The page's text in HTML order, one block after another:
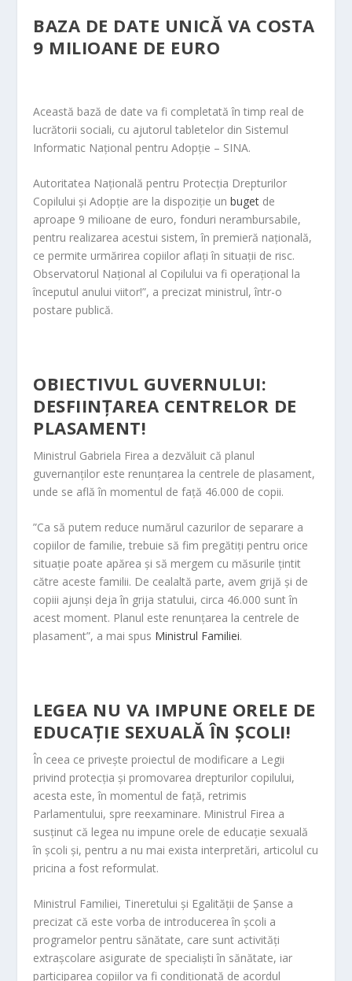
BAZA DE DATE UNICĂ VA COSTA
9 MILIOANE DE EURO
Această bază de date va fi completată în timp real de
lucrătorii sociali, cu ajutorul tabletelor din Sistemul
Informatic Național pentru Adopție – SINA.
Autoritatea Națională pentru Protecția Drepturilor
Copilului și Adopție are la dispoziție unbuget de
aproape 9 milioane de euro, fonduri nerambursabile,
pentru realizarea acestui sistem, în premieră națională,
ce permite urmărirea copiilor aflați în situații de risc.
Observatorul Național al Copilului va fi operațional la
începutul anului viitor!”, a precizat ministrul, într-o
postare publică.
OBIECTIVUL GUVERNULUI:
DESFIINȚAREA CENTRELOR DE
PLASAMENT!
Ministrul Gabriela Firea a dezvăluit că planul
guvernanților este renunțarea la centrele de plasament,
unde se află în momentul de față 46.000 de copii.
”Ca să putem reduce numărul cazurilor de separare a
copiilor de familie, trebuie să fim pregătiți pentru orice
situație poate apărea și să mergem cu măsurile țintit
către aceste familii. De cealaltă parte, avem grijă și de
copiii ajunși deja în grija statului, circa 46.000 sunt în
acest moment. Planul este renunțarea la centrele de
plasament”, a mai spus Ministrul Familiei.
LEGEA NU VA IMPUNE ORELE DE
EDUCAȚIE SEXUALĂ ÎN ȘCOLI!
În ceea ce privește proiectul de modificare a Legii
privind protecția și promovarea drepturilor copilului,
acesta este, în momentul de față, retrimis
Parlamentului, spre reexaminare. Ministrul Firea a
susținut că legea nu impune orele de educație sexuală
în școli și, pentru a nu mai exista interpretări, articolul cu
pricina a fost reformulat.
Ministrul Familiei, Tineretului și Egalității de Șanse a
precizat că este vorba de introducerea în școli a
programelor pentru sănătate, care sunt activități
extrașcolare asigurate de specialiști în sănătate, iar
participarea copiilor va fi condiționată de acordul